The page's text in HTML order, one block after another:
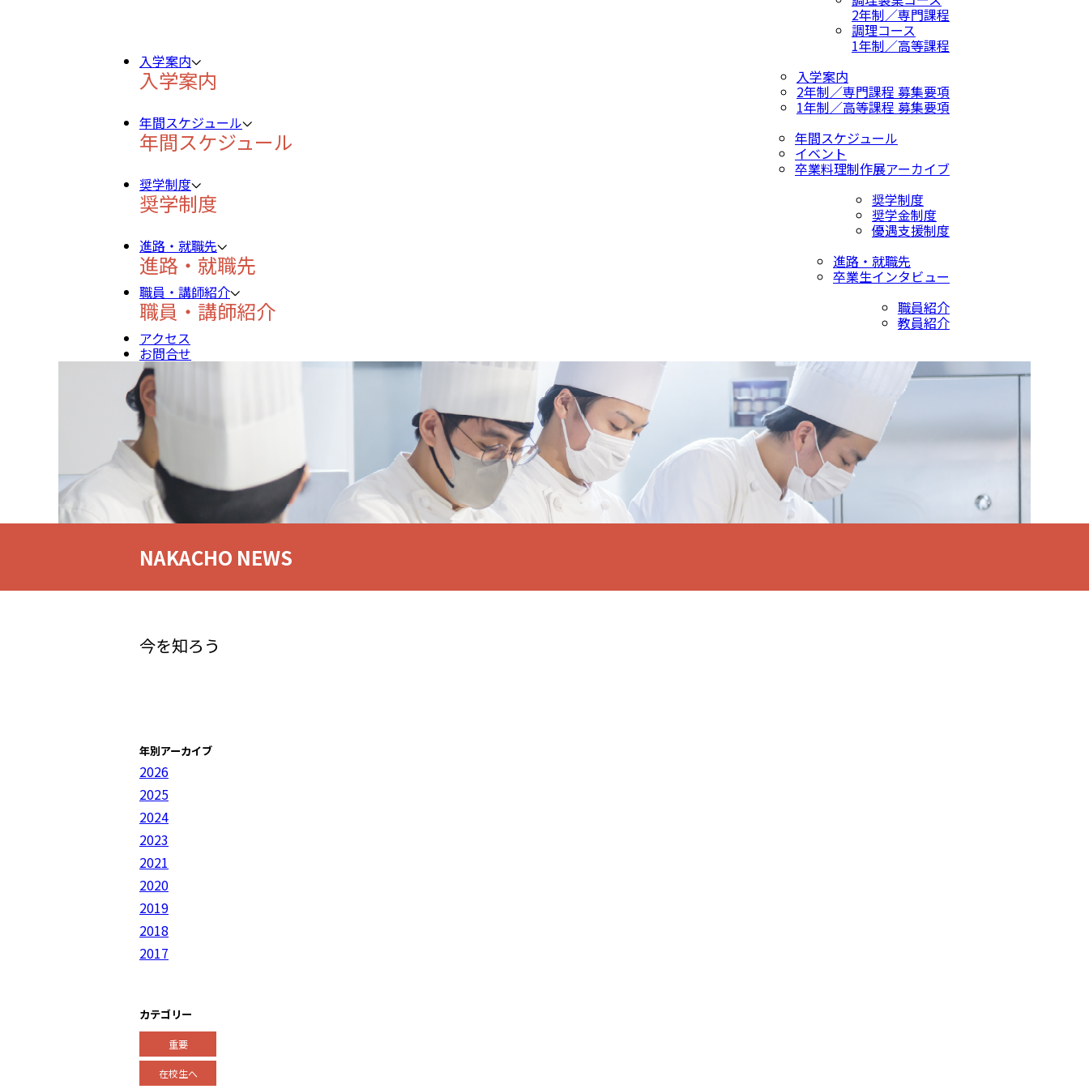
2年制／専門課程
調理コース
1年制／高等課程
入学案内
入学案内 入学案内
2年制／専門課程 募集要項
1年制／高等課程 募集要項
年間スケジュール
年間スケジュール 年間スケジュール
イベント
卒業料理制作展アーカイブ
奨学制度
奨学制度 奨学制度
奨学金制度
優遇支援制度
進路・就職先
進路・就職先 進路・就職先
卒業生インタビュー
職員・講師紹介
職員・講師紹介 職員紹介
教員紹介
アクセス
お問合せ
NAKACHO NEWS
今を知ろう
年別アーカイブ
2026
2025
2024
2023
2021
2020
2019
2018
2017
カテゴリー
重要
在校生へ